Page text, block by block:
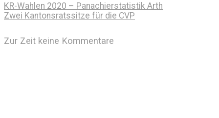
KR-Wahlen 2020 – Panachierstatistik Arth
Zwei Kantonsratssitze für die CVP
Zur Zeit keine Kommentare